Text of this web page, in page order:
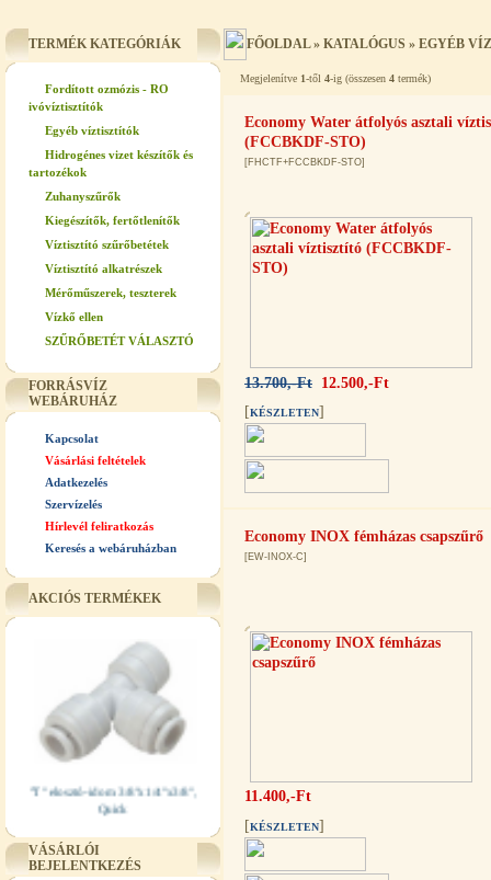
TERMÉK KATEGÓRIÁK
Fordított ozmózis - RO
ivóvíztisztítók
Egyéb víztisztítók
Hidrogénes vizet készítők és
tartozékok
Zuhanyszűrők
Kiegészítők, fertőtlenítők
Víztisztító szűrőbetétek
Víztisztító alkatrészek
Mérőműszerek, teszterek
Vízkő ellen
SZŰRŐBETÉT VÁLASZTÓ
FORRÁSVÍZ
WEBÁRUHÁZ
Kapcsolat
Vásárlási feltételek
Adatkezelés
Szervízelés
Hírlevél feliratkozás
Keresés a webáruházban
AKCIÓS TERMÉKEK
"T" elosztó-idom 3/8"x1/4"x3/8",
Quick
360,-Ft
320,-Ft
---------
VÁSÁRLÓI
BEJELENTKEZÉS
FŐOLDAL» KATALÓGUS » EGYÉB
Megjelenítve 1-től 4-ig (összesen 4 termék)
Economy Water átfolyós asztali
(FCCBKDF-STO)
[FHCTF+FCCBKDF-STO]
13.700,-Ft 12.500,-Ft
[KÉSZLETEN]
Economy INOX fémházas csapszűrő
[EW-INOX-C]
11.400,-Ft
[KÉSZLETEN]